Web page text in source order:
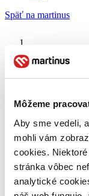
Môžeme
Aby sme vedeli,
mohli vám
cookies.
stránka vôbec
analytické
Späť na martinus
František Šebej
O nás
Náš
Galéria
Zodpovednosť
Sme B